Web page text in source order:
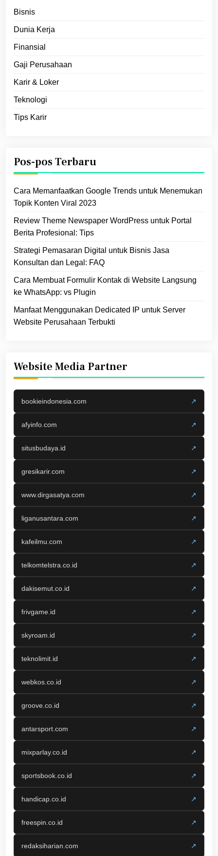
Bisnis
Dunia Kerja
Finansial
Gaji Perusahaan
Karir & Loker
Teknologi
Tips Karir
Pos-pos Terbaru
Cara Memanfaatkan Google Trends untuk Menemukan
Topik Konten Viral 2023
Review Theme Newspaper WordPress untuk Portal
Berita Profesional: Tips
Strategi Pemasaran Digital untuk Bisnis Jasa
Konsultan dan Legal: FAQ
Cara Membuat Formulir Kontak di Website Langsung
ke WhatsApp: vs Plugin
Manfaat Menggunakan Dedicated IP untuk Server
Website Perusahaan Terbukti
Website Media Partner
bookieindonesia.com ↗
afyinfo.com ↗
situsbudaya.id ↗
gresikarir.com ↗
www.dirgasatya.com ↗
liganusantara.com ↗
kafeilmu.com ↗
telkomtelstra.co.id ↗
dakisemut.co.id ↗
frivgame.id ↗
skyroam.id ↗
teknolimit.id ↗
webkos.co.id ↗
groove.co.id ↗
antarsport.com ↗
mixparlay.co.id ↗
sportsbook.co.id ↗
handicap.co.id ↗
freespin.co.id ↗
redaksiharian.com ↗